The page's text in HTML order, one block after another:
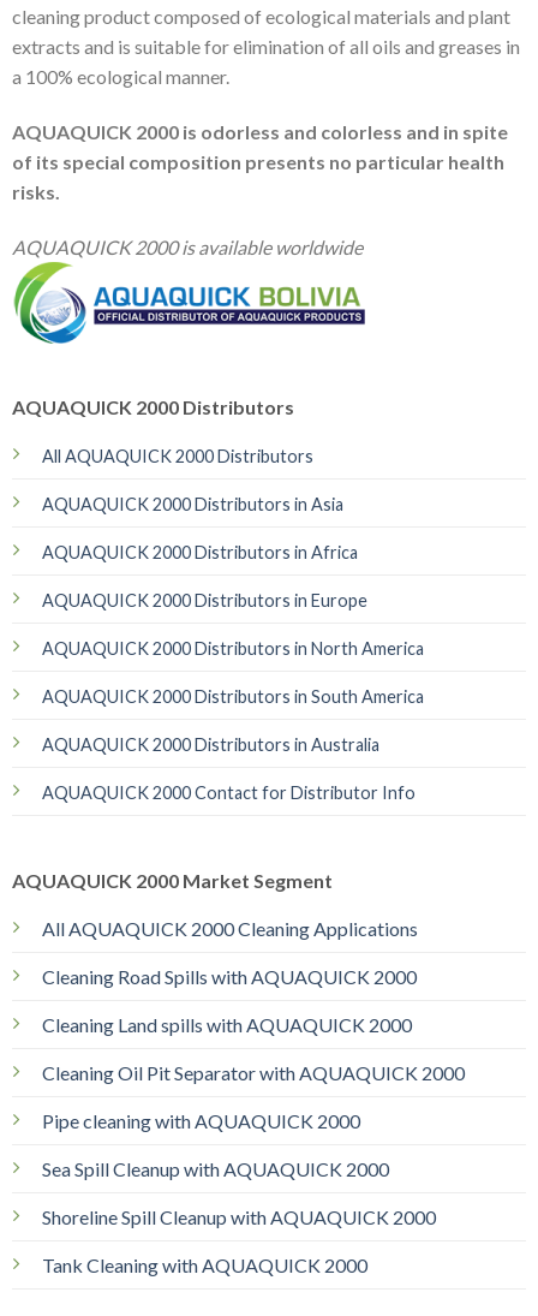
cleaning product composed of ecological materials and plant
extracts and is suitable for elimination of all oils and greases in
a 100% ecological manner.
AQUAQUICK 2000 is odorless and colorless and in spite
of its special composition presents no particular health
risks.
AQUAQUICK 2000 is available worldwide
AQUAQUICK 2000 Distributors
All AQUAQUICK 2000 Distributors
AQUAQUICK 2000 Distributors in Asia
AQUAQUICK 2000 Distributors in Africa
AQUAQUICK 2000 Distributors in Europe
AQUAQUICK 2000 Distributors in North America
AQUAQUICK 2000 Distributors in South America
AQUAQUICK 2000 Distributors in Australia
AQUAQUICK 2000 Contact for Distributor Info
AQUAQUICK 2000 Market Segment
All AQUAQUICK 2000 Cleaning Applications
Cleaning Road Spills with AQUAQUICK 2000
Cleaning Land spills with AQUAQUICK 2000
Cleaning Oil Pit Separator with AQUAQUICK 2000
Pipe cleaning with AQUAQUICK 2000
Sea Spill Cleanup with AQUAQUICK 2000
Shoreline Spill Cleanup with AQUAQUICK 2000
Tank Cleaning with AQUAQUICK 2000